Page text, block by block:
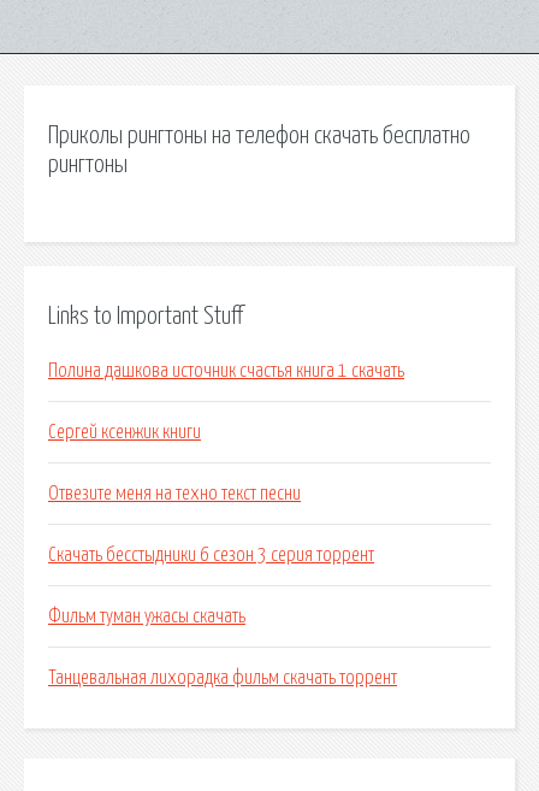
Приколы рингтоны на телефон скачать бесплатно
рингтоны
Links to Important Stuff
Полина дашкова источник счастья книга 1 скачать
Сергей ксенжик книги
Отвезите меня на техно текст песни
Скачать бесстыдники 6 сезон 3 серия торрент
Фильм туман ужасы скачать
Танцевальная лихорадка фильм скачать торрент